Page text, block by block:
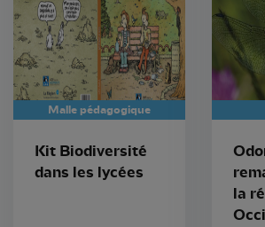
Malle pédagogique
Kit Biodiversité
dans les lycées
la